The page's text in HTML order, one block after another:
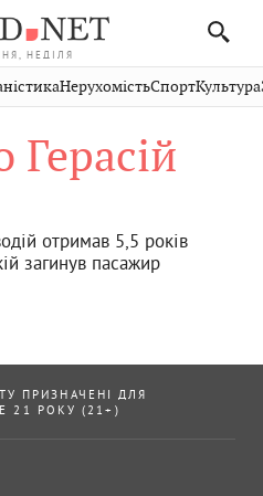
НЕДІЛЯ
Публікації
Авто СловкоКультура
Кіно Дім СпортКраєзнавство
НерухомістьСпортКультура
отримав 5,5 років
загинув пасажир
ПРИЗНАЧЕНІ ДЛЯ
21 РОКУ (21+)